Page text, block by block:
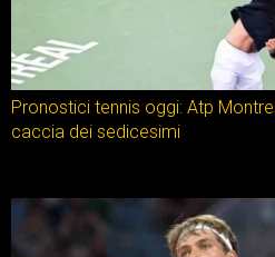
Pronostici tennis oggi: Atp
caccia dei sedicesimi